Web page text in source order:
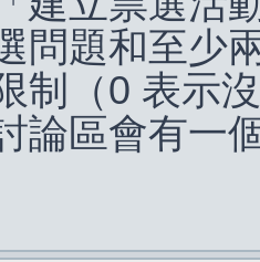
問題和至少
制（0 表示
論區會有一